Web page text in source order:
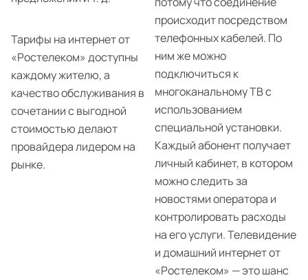
Тарифы на интернет от
«Ростелеком» доступны
каждому жителю, а
качество обслуживания в
сочетании с выгодной
стоимостью делают
провайдера лидером на
рынке.
происходит посредством
телефонных кабелей. По
ним же можно
подключиться к
многоканальному ТВ с
использованием
специальной установки.
Каждый абонент получает
личный кабинет, в котором
можно следить за
новостями оператора и
контролировать расходы
на его услуги. Телевидение
и домашний интернет от
«Ростелеком» — это шанс